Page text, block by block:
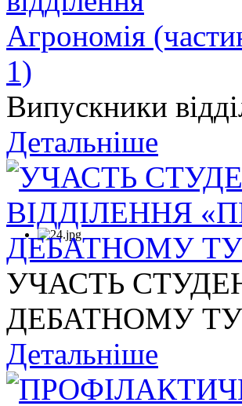
Випускники
Детальніше
УЧАСТЬ
ДЕБАТНОМУ
Детальніше